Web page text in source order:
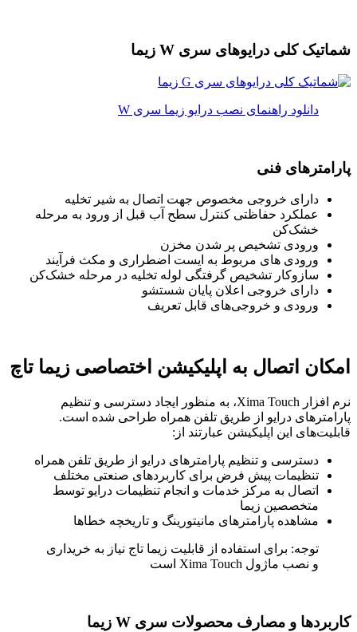
شماتیک کلی درایوهای سری W زیما
دانلود راهنمای نصب درایو زیما سری W
پارامترهای فنی
دارای خروجی مخصوص جهت اتصال به شیر تخلیه
عملکرد حفاظتی کنترل سطح آب قبل از ورود به مرحله
خشک‌کن
ورودی تشخیص پر شدن مخزن
ورودی های مربوط به ایست اضطراری و مکث فرآیند
سازوکار تشخیص گرفتگی لوله تخلیه در مرحله خشک‌کن
دارای خروجی اعلان پایان شستشو
ورودی و خروجی‌های قابل تعریف
امکان اتصال به اپلیکیشن اختصاصی زیما تاچ
نرم افزار Xima Touch، به منظور ایجاد دسترسی و تنظیم
پارامترهای درایو از طریق تلفن همراه طراحی شده است.
قابلیت‌های این اپلیکیشن عبارتند از:
دسترسی و تنظیم پارامترهای درایو از طریق تلفن همراه
تنظیمات پیش فرض برای کاربردهای صنعتی مختلف
اتصال به مرکز خدمات و انجام تنظیمات درایو توسط
متخصصین زیما
مشاهده پارامترهای مانیتورینگ و تاریخچه خطاها
توجه: برای استفاده از قابلیت زیما تاج نیاز به خریداری
و نصب ماژول Xima Touch است
کاربردها و مصارف محصولات سری W زیما